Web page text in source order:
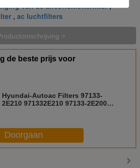
van de airconditionerfilter,
, ac luchtfilters
>
de beste prijs voor
Hyundai-Autoac Filters 97133-
2E210 971332E210 97133-2E200
Doorgaan